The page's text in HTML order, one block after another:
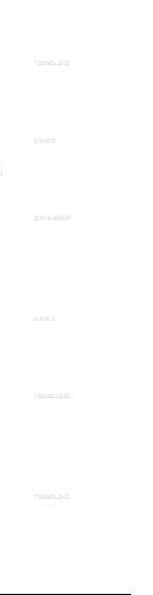
TEKNOLOGI
BISNIS
GAYA HIDUP
BISNIS
TEKNOLOGI
TEKNOLOGI